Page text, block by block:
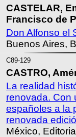
CASTELAR,
Francisco de
Don Alfonso el
Buenos Aires,
C89-129
CASTRO,
La realidad
renovada. Con
españoles a la
renovada
México,